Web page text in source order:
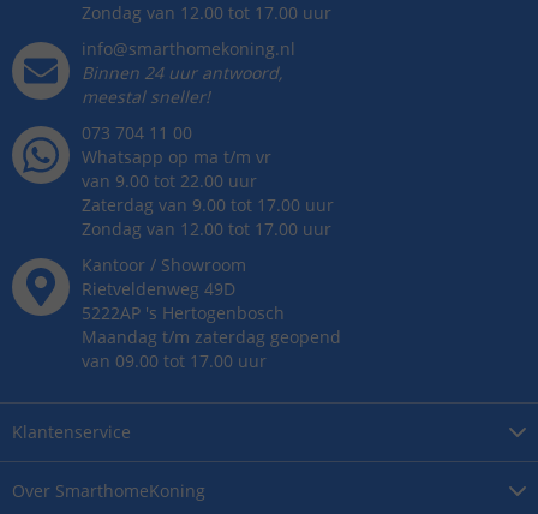
Over SmarthomeKoning
Klantenservice
Zondag van 12.00 tot 17.00 uur
info@smarthomekoning.nl
Binnen 24 uur antwoord,
meestal sneller!
073 704 11 00
Whatsapp op ma t/m vr
van 9.00 tot 22.00 uur
Zaterdag van 9.00 tot 17.00 uur
Zondag van 12.00 tot 17.00 uur
Kantoor / Showroom
Rietveldenweg 49D
5222AP 's Hertogenbosch
Maandag t/m zaterdag geopend
van 09.00 tot 17.00 uur